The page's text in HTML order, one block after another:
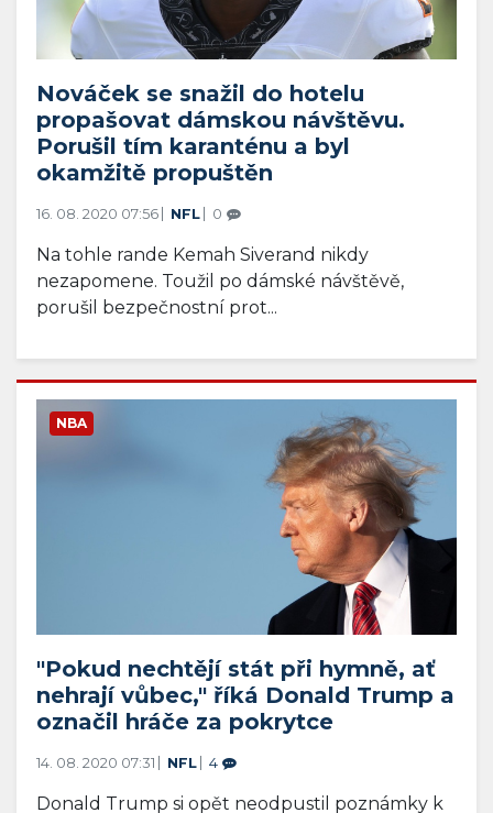
Nováček se snažil do hotelu
propašovat dámskou návštěvu.
Porušil tím karanténu a byl
okamžitě propuštěn
16. 08. 2020 07:56 NFL 0
Na tohle rande Kemah Siverand nikdy
nezapomene. Toužil po dámské návštěvě,
porušil bezpečnostní prot...
NBA
"Pokud nechtějí stát při hymně, ať
nehrají vůbec," říká Donald Trump a
označil hráče za pokrytce
14. 08. 2020 07:31 NFL 4
Donald Trump si opět neodpustil poznámky k